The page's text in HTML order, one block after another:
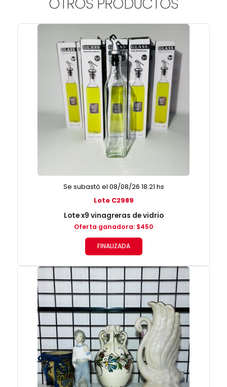
Se subastó el 08/08/26 18:21 hs
Lote C2989
Lote x9 vinagreras de vidrio
Oferta ganadora: $450
FINALIZADA